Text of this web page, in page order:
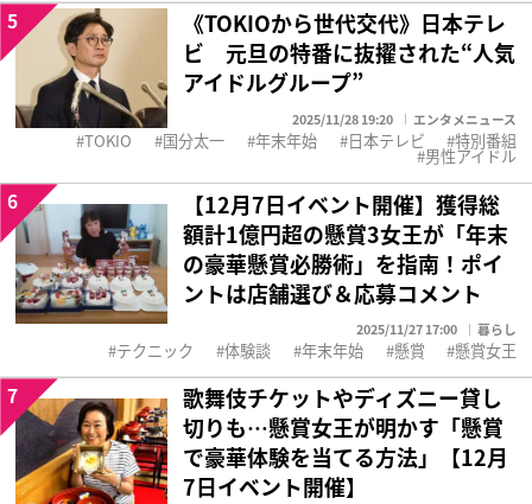
《TOKIOから世代交代》日本テレ
ビ 元旦の特番に抜擢された“人気
アイドルグループ”
2025/11/28 19:20 エンタメニュース
5
TOKIO 国分太一 年末年始 日本テレビ 特別番組
男性アイドル
【12月7日イベント開催】獲得総
額計1億円超の懸賞3女王が「年末
の豪華懸賞必勝術」を指南！ポイ
ントは店舗選び＆応募コメント
2025/11/27 17:00 暮らし
6
テクニック 体験談 年末年始 懸賞 懸賞女王
歌舞伎チケットやディズニー貸し
切りも…懸賞女王が明かす「懸賞
で豪華体験を当てる方法」【12月
7日イベント開催】
7